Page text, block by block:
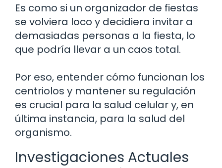
Es como si un organizador de fiestas
se volviera loco y decidiera invitar a
demasiadas personas a la fiesta, lo
que podría llevar a un caos total.
Por eso, entender cómo funcionan los
centriolos y mantener su regulación
es crucial para la salud celular y, en
última instancia, para la salud del
organismo.
Investigaciones Actuales